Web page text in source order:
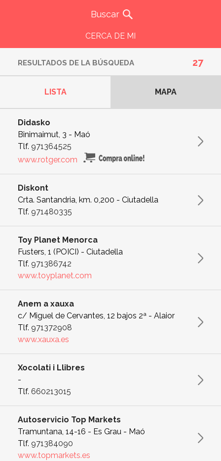
CERCA DE MI
27
RESULTADOS DE LA BÚSQUEDA
LISTA MAPA
Didasko
Binimaimut, 3 - Maó
Tlf. 971364525
www.rotger.com
Diskont
Crta. Santandria, km. 0,200 - Ciutadella
Tlf. 971480335
Toy Planet Menorca
Fusters, 1 (POICI) - Ciutadella
Tlf. 971386742
www.toyplanet.com
Anem a xauxa
c/ Miguel de Cervantes, 12 bajos 2ª - Alaior
Tlf. 971372908
www.xauxa.es
Xocolati i Llibres
-
Tlf. 660213015
Autoservicio Top Markets
Tramuntana, 14-16 - Es Grau - Maó
Tlf. 971384090
www.topmarkets.es